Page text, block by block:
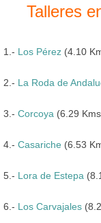
Talleres
1.- Los Pérez (4.10
2.- La Roda de
3.- Corcoya (6.29
4.- Casariche (6.53
5.- Lora de Estepa
6.- Los Carvajales